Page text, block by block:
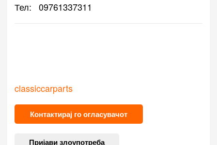
Тел:
09761337311
classiccarparts
Контактирај го огласувачот
Пријави злоупотреба